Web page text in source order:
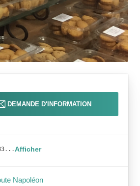
DEMANDE D'INFORMATION
Afficher
Napoléon